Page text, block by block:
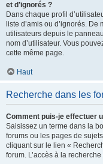
et d’ignorés ?
Dans chaque profil
liste d’amis ou d’ignorés.
utilisateurs depuis le
nom d’utilisateur. Vous
cette même page.
Haut
Recherche dans les
Comment puis-je effectuer
Saisissez un terme dans la
forums ou les pages de
cliquant sur le lien «
forum. L’accès à la